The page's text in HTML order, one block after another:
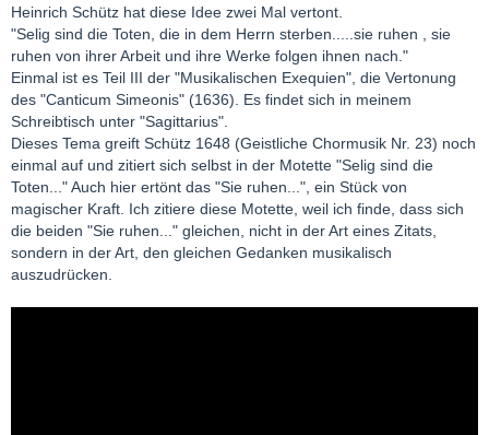
Heinrich Schütz hat diese Idee zwei Mal vertont.
"Selig sind die Toten, die in dem Herrn sterben.....sie ruhen , sie
ruhen von ihrer Arbeit und ihre Werke folgen ihnen nach."
Einmal ist es Teil III der "Musikalischen Exequien", die Vertonung
des "Canticum Simeonis" (1636). Es findet sich in meinem
Schreibtisch unter "Sagittarius".
Dieses Tema greift Schütz 1648 (Geistliche Chormusik Nr. 23) noch
einmal auf und zitiert sich selbst in der Motette "Selig sind die
Toten..." Auch hier ertönt das "Sie ruhen...", ein Stück von
magischer Kraft. Ich zitiere diese Motette, weil ich finde, dass sich
die beiden "Sie ruhen..." gleichen, nicht in der Art eines Zitats,
sondern in der Art, den gleichen Gedanken musikalisch
auszudrücken.